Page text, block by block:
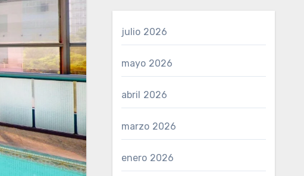
julio 2026
mayo 2026
abril 2026
marzo 2026
enero 2026